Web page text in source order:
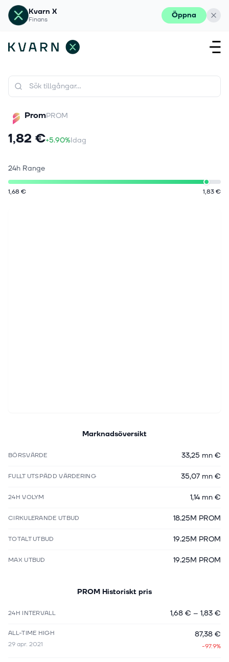
Kvarn X
Finans Öppna
PromPROM
1,82 €+5.90%Idag
24h Range
1,68 € 1,83 €
Marknadsöversikt
BÖRSVÄRDE 33,25 mn €
FULLT UTSPÄDD VÄRDERING 35,07 mn €
24H VOLYM 1,14 mn €
CIRKULERANDE UTBUD 18.25M PROM
TOTALT UTBUD 19.25M PROM
MAX UTBUD 19.25M PROM
PROM Historiskt pris
24H INTERVALL 1,68 € – 1,83 €
ALL-TIME HIGH
29 apr. 2021
87,38 €
-97.9%